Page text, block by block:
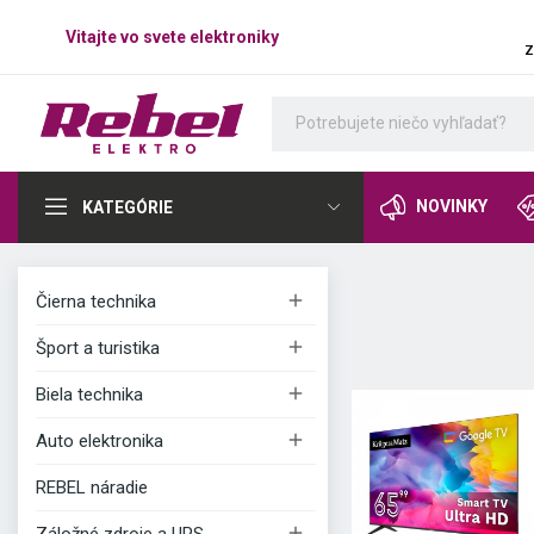
Vitajte vo svete elektroniky
KATEGÓRIE NOVINKY
Čierna technika 
Šport a turistika 
Biela technika 
Auto elektronika 
REBEL náradie